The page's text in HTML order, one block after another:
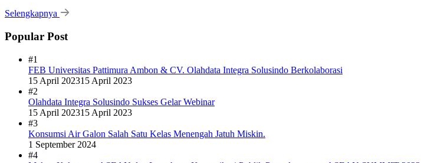
Selengkapnya
Popular Post
#1
FEB Universitas Pattimura Ambon & CV. Olahdata Integra Solusindo Berkolaborasi
15 April 202315 April 2023
#2
Olahdata Integra Solusindo Sukses Gelar Webinar
15 April 202315 April 2023
#3
Konsumsi Air Galon Salah Satu Kelas Menengah Jatuh Miskin.
1 September 2024
#4